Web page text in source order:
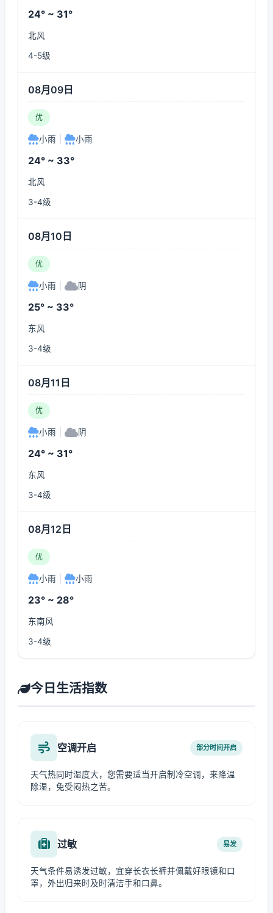
24° ~ 31°
北风
4-5级
08月09日
优
小雨 小雨
24° ~ 33°
北风
3-4级
08月10日
优
小雨 阴
25° ~ 33°
东风
3-4级
08月11日
优
小雨 阴
24° ~ 31°
东风
3-4级
08月12日
优
小雨 小雨
23° ~ 28°
东南风
3-4级
今日生活指数
空调开启 部分时间开启
天气热同时湿度大，您需要适当开启制冷空调，来降温
除湿，免受闷热之苦。
过敏 易发
天气条件易诱发过敏，宜穿长衣长裤并佩戴好眼镜和口
罩，外出归来时及时清洁手和口鼻。